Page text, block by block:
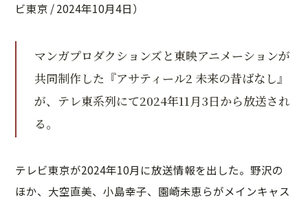
ビ東京 / 2024年10月4日）
マンガプロダクションズと東映アニメーションが
共同制作した『アサティール2 未来の昔ばなし』
が、テレ東系列にて2024年11月3日から放送され
る。
テレビ東京が2024年10月に放送情報を出した。野沢の
ほか、大空直美、小島幸子、園崎未恵らがメインキャス